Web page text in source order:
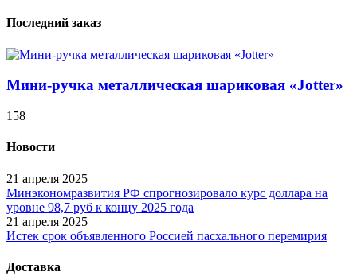
Последний заказ
Мини-ручка металлическая шариковая «Jotter»
158
Новости
21 апреля 2025
Минэкономразвития РФ спрогнозировало курс доллара на
уровне 98,7 руб к концу 2025 года
21 апреля 2025
Истек срок объявленного Россией пасхального перемирия
Доставка